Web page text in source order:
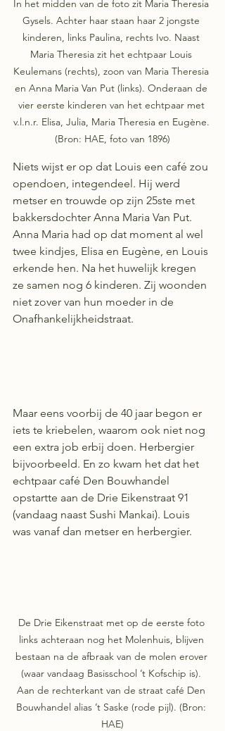
In het midden van de foto zit Maria Theresia
Gysels. Achter haar staan haar 2 jongste
kinderen, links Paulina, rechts Ivo. Naast
Maria Theresia zit het echtpaar Louis
Keulemans (rechts), zoon van Maria Theresia
en Anna Maria Van Put (links). Onderaan de
vier eerste kinderen van het echtpaar met
v.l.n.r. Elisa, Julia, Maria Theresia en Eugène.
(Bron: HAE, foto van 1896)
Niets wijst er op dat Louis een café zou
opendoen, integendeel. Hij werd
metser en trouwde op zijn 25ste met
bakkersdochter Anna Maria Van Put.
Anna Maria had op dat moment al wel
twee kindjes, Elisa en Eugène, en Louis
erkende hen. Na het huwelijk kregen
ze samen nog 6 kinderen. Zij woonden
niet zover van hun moeder in de
Onafhankelijkheidstraat.
Maar eens voorbij de 40 jaar begon er
iets te kriebelen, waarom ook niet nog
een extra job erbij doen. Herbergier
bijvoorbeeld. En zo kwam het dat het
echtpaar café Den Bouwhandel
opstartte aan de Drie Eikenstraat 91
(vandaag naast Sushi Mankai). Louis
was vanaf dan metser en herbergier.
De Drie Eikenstraat met op de eerste foto
links achteraan nog het Molenhuis, blijven
bestaan na de afbraak van de molen erover
(waar vandaag Basisschool ’t Kofschip is).
Aan de rechterkant van de straat café Den
Bouwhandel alias ’t Saske (rode pijl). (Bron:
HAE)